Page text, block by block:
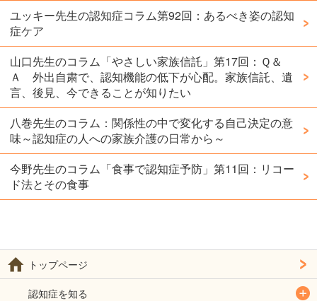
ユッキー先生の認知症コラム第92回：あるべき姿の認知
症ケア
山口先生のコラム「やさしい家族信託」第17回：Ｑ＆
Ａ 外出自粛で、認知機能の低下が心配。家族信託、遺
言、後見、今できることが知りたい
八巻先生のコラム：関係性の中で変化する自己決定の意
味～認知症の人への家族介護の日常から～
今野先生のコラム「食事で認知症予防」第11回：リコー
ド法とその食事
トップページ
認知症を知る